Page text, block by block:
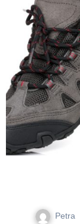
Petra